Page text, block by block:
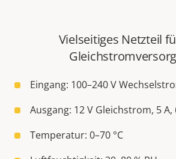
Vielseitiges Netzteil
Eingang: 100–240 V
Ausgang: 12 V Gleichstrom, 5 A,
Temperatur: 0–70 °C